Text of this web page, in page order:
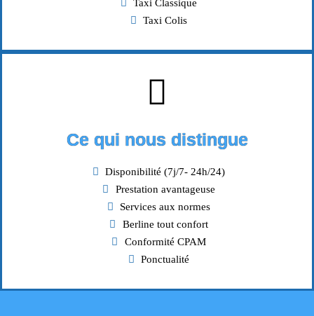
Taxi Classique
Taxi Colis
Ce qui nous distingue
Disponibilité (7j/7- 24h/24)
Prestation avantageuse
Services aux normes
Berline tout confort
Conformité CPAM
Ponctualité